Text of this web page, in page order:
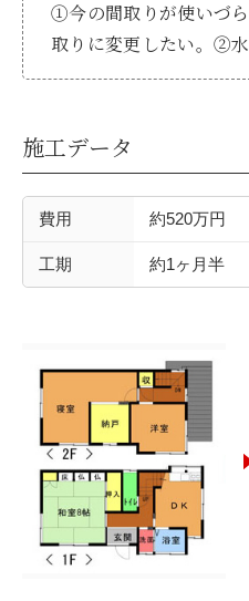
戸
①今の間取りが使いづ
取りに変更したい。②水
施工データ
費用 約520万円
工期 約1ヶ月半